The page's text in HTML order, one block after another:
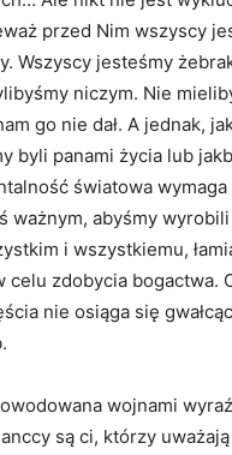
przed Nim wszyscy
Wszyscy jesteśmy
niczym. Nie
go nie dał. A jednak,
byli panami życia lub
światowa
ważnym, abyśmy
i wszystkiemu,
celu zdobycia bogactwa.
nie osiąga się
wojnami
są ci, którzy